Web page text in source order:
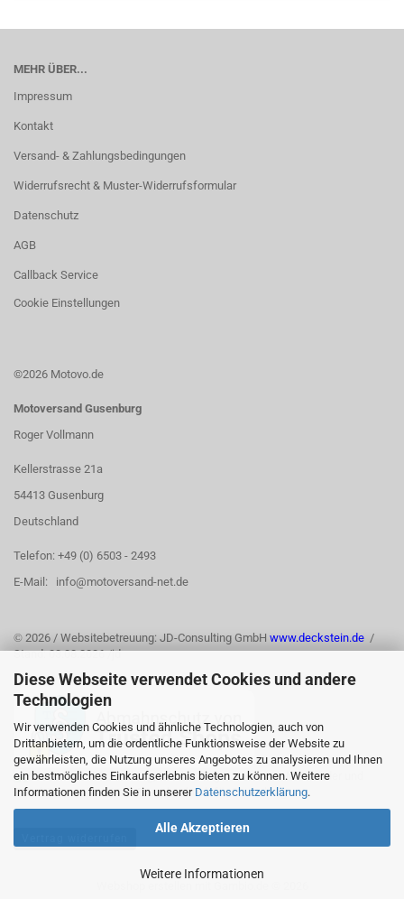
Diese Webseite verwendet Cookies und andere
Technologien
Wir verwenden Cookies und ähnliche Technologien, auch von
Drittanbietern, um die ordentliche Funktionsweise der Website zu
gewährleisten, die Nutzung unseres Angebotes zu analysieren und Ihnen
ein bestmögliches Einkaufserlebnis bieten zu können. Weitere
Informationen finden Sie in unserer Datenschutzerklärung.
Alle Akzeptieren
Weitere Informationen
MEHR ÜBER...
Impressum
Kontakt
Versand- & Zahlungsbedingungen
Widerrufsrecht & Muster-Widerrufsformular
Datenschutz
AGB
Callback Service
Cookie Einstellungen
©2026 Motovo.de
Motoversand Gusenburg
Roger Vollmann
Kellerstrasse 21a
54413 Gusenburg
Deutschland
Telefon: +49 (0) 6503 - 2493
E-Mail: info@motoversand-net.de
© 2026 / Websitebetreuung: JD-Consulting GmbH www.deckstein.de /
Stand: 03.08.2026 /jd